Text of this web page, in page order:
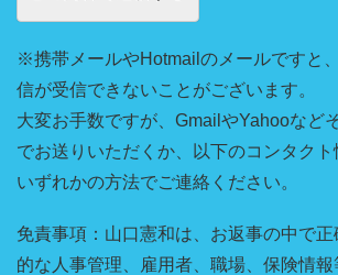
※携帯メールやHotmailのメールですと
信が受信できないことがございます。
大変お手数ですが、GmailやYahooなど
でお送りいただくか、以下のコンタク
いずれかの方法でご連絡ください。
免責事項：山口憲和は、お返事の中で
的な人事管理、雇用者、職場、保険情